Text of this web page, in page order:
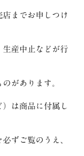
までお申しつけ
産中止などが行
があります。
は商品に付属し
ずご覧のうえ、